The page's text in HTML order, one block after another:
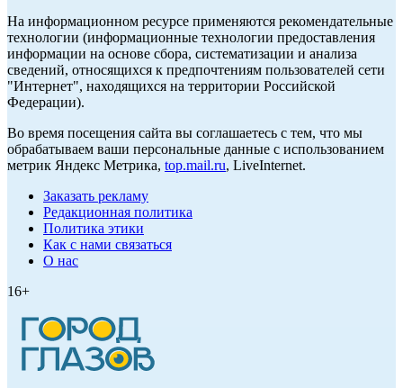
На информационном ресурсе применяются рекомендательные
технологии (информационные технологии предоставления
информации на основе сбора, систематизации и анализа
сведений, относящихся к предпочтениям пользователей сети
"Интернет", находящихся на территории Российской
Федерации).
Во время посещения сайта вы соглашаетесь с тем, что мы
обрабатываем ваши персональные данные с использованием
метрик Яндекс Метрика, top.mail.ru, LiveInternet.
Заказать рекламу
Редакционная политика
Политика этики
Как с нами связаться
О нас
16+